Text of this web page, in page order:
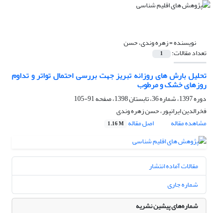
نویسنده =زهره وندی، حسن
تعداد مقالات: 1
تحلیل بارش های روزانه تبریز جهت بررسی احتمال تواتر و تداوم
روزهای خشک و مرطوب
دوره 1397، شماره 36، تابستان 1398، صفحه
91-105
فخرالدین ایرانپور، حسن زهره وندی
مشاهده مقاله
اصل مقاله 1.16 M
مقالات آماده انتشار
شماره جاری
شماره‌های پیشین نشریه